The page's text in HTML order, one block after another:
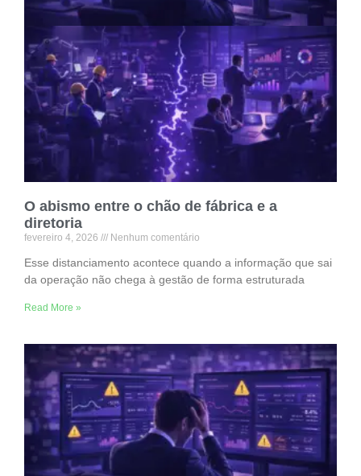
Indicadores que ninguém confia: o maior
inimigo da gestão moderna
fevereiro 4, 2026 Nenhum comentário
Vendas mostra um resultado. Financeiro apresenta outro.
Operações discorda.
Read More »
O abismo entre o chão de fábrica e a
diretoria
fevereiro 4, 2026 Nenhum comentário
Esse distanciamento acontece quando a informação que sai
da operação não chega à gestão de forma estruturada
Read More »